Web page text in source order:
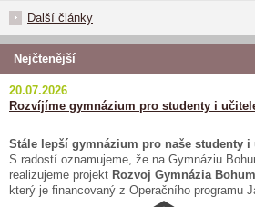
Další články
Nejčtenější
20.07.2026
Rozvíjíme gymnázium pro studenty i
Stále lepší gymnázium pro naše studenty i
S radostí oznamujeme, že na Gymnáziu
realizujeme projekt Rozvoj Gymnázia
který je financovaný z Operačního programu